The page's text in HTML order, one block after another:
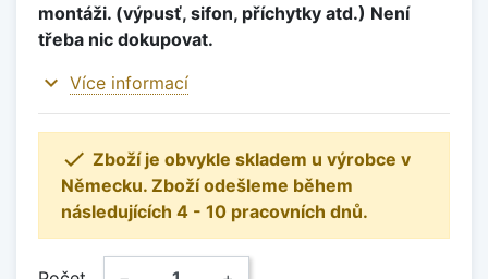
montáži. (výpusť, sifon, příchytky atd.) Není
třeba nic dokupovat.
expand_more Více informací
 Zboží je obvykle skladem u výrobce v
Německu. Zboží odešleme během
následujících 4 - 10 pracovních dnů.